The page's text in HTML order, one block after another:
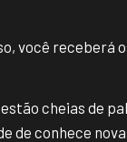
você receberá
cheias de
de conhece